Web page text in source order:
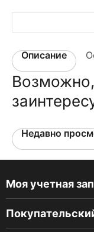
Описание
Недавно
Моя учетная